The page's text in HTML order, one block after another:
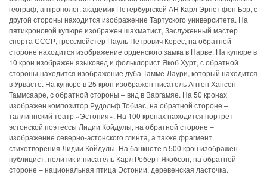
географ, антрополог, академик Петербургской АН Карл Эрнст фон Бэр, с
другой стороны находится изображение Тартуского университета. На
пятикроновой купюре изображен шахматист, Заслуженный мастер
спорта СССР, гроссмейстер Пауль Петрович Керес, на обратной
стороне находится изображение орденского замка в Нарве. На купюре в
10 крон изображен языковед и фольклорист Якоб Хурт, с обратной
стороны находится изображение дуба Тамме-Лаури, который находится
в Урвасте. На купюре в 25 крон изображен писатель Антон Хансен
Таммсааре, с обратной стороны – вид в Варгамяе. На 50 кронах
изображен композитор Рудольф Тобиас, на обратной стороне –
таллиннский театр «Эстония». На 100 кронах находится портрет
эстонской поэтессы Лидии Койдулы, на обратной стороне –
изображение северно-эстонского глинта, а также фрагмент
стихотворения Лидии Койдулы. На банкноте в 500 крон изображен
публицист, политик и писатель Карл Роберт Якобсон, на обратной
стороне – национальная птица Эстонии, деревенская ласточка.